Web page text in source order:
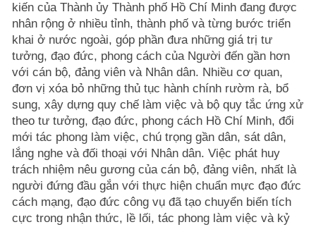
kiến của Thành ủy Thành phố Hồ Chí Minh đang được
nhân rộng ở nhiều tỉnh, thành phố và từng bước triển
khai ở nước ngoài, góp phần đưa những giá trị tư
tưởng, đạo đức, phong cách của Người đến gần hơn
với cán bộ, đảng viên và Nhân dân. Nhiều cơ quan,
đơn vị xóa bỏ những thủ tục hành chính rườm rà, bổ
sung, xây dựng quy chế làm việc và bộ quy tắc ứng xử
theo tư tưởng, đạo đức, phong cách Hồ Chí Minh, đổi
mới tác phong làm việc, chú trọng gần dân, sát dân,
lắng nghe và đối thoại với Nhân dân. Việc phát huy
trách nhiệm nêu gương của cán bộ, đảng viên, nhất là
người đứng đầu gắn với thực hiện chuẩn mực đạo đức
cách mạng, đạo đức công vụ đã tạo chuyển biến tích
cực trong nhận thức, lề lối, tác phong làm việc và kỷ